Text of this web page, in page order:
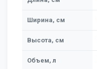
Ширина, см
Высота, см
Объем, л